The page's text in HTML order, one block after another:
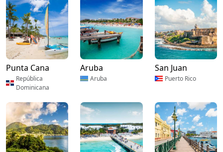
Punta Cana
República
Dominicana
Aruba
Aruba
San Juan
Puerto Rico